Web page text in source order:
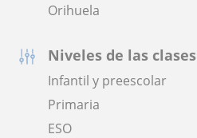
Orihuela
Niveles de las clases
Infantil y preescolar
Primaria
ESO